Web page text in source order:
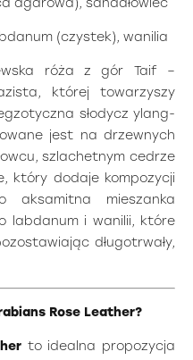
(czystek), wanilia
róża z gór Taif –
której towarzyszy
słodycz ylang-
jest na drzewnych
szlachetnym cedrze
który dodaje kompozycji
aksamitna mieszanka
labdanum i wanilii, które
długotrwały,
Rose Leather?
to idealna propozycja